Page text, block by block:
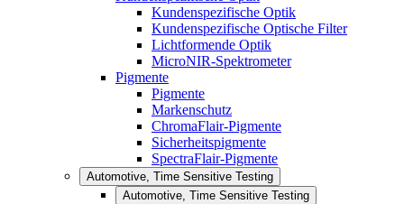
Kundenspezifische Optik
Kundenspezifische Optische Filter
Lichtformende Optik
MicroNIR-Spektrometer
Pigmente
Pigmente
Markenschutz
ChromaFlair-Pigmente
Sicherheitspigmente
SpectraFlair-Pigmente
Automotive, Time Sensitive Testing
Automotive, Time Sensitive Testing